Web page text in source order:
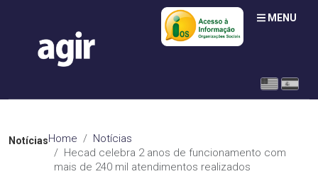
MENU
NotíciasHome
Notícias
Hecad celebra 2 anos de funcionamento com
mais de 240 mil atendimentos realizados